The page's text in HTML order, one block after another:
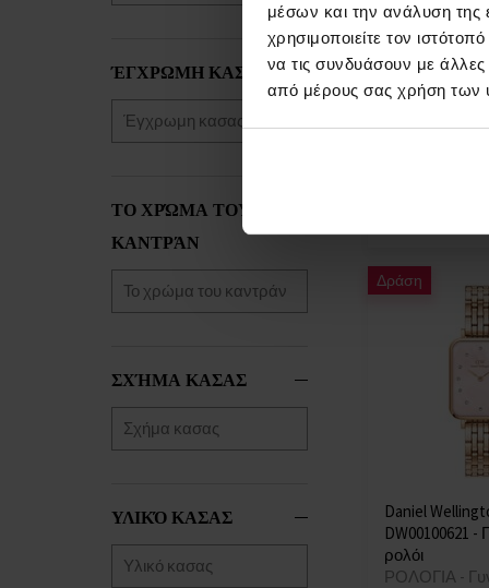
μέσων και την ανάλυση της
χρησιμοποιείτε τον
να τις συνδυάσουν με
από μέρους σας χρήση των
ΈΓΧΡΩΜΗ ΚΑΣΑΣ
ΤΟ ΧΡΏΜΑ ΤΟΥ
ΚΑΝΤΡΆΝ
ΣΧΉΜΑ ΚΑΣΑΣ
ΥΛΙΚΌ ΚΑΣΑΣ
Emporio Armani
Γυναικείο
ΡΟΛΟΓΙΑ -
Δράση
Daniel
DW00100621 -
ρολόι
ΡΟΛΟΓΙΑ -